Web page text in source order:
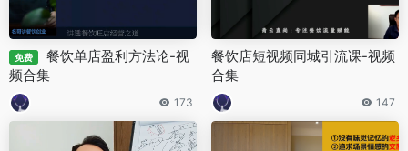
免费
餐饮单店盈利方法论-视
频合集
173
餐饮店短视频同城引流课-视频
合集
147